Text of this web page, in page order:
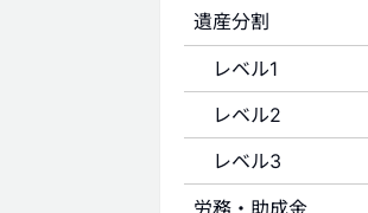
遺産分割
レベル1
レベル2
レベル3
労務・助成金